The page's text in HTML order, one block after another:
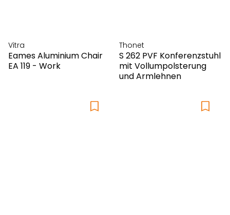
Vitra
Eames Aluminium Chair
EA 119 - Work
Thonet
S 262 PVF Konferenzstuhl
mit Vollumpolsterung
und Armlehnen